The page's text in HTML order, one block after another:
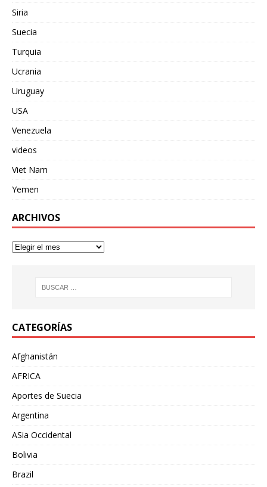
Siria
Suecia
Turquia
Ucrania
Uruguay
USA
Venezuela
videos
Viet Nam
Yemen
ARCHIVOS
CATEGORÍAS
Afghanistán
AFRICA
Aportes de Suecia
Argentina
ASia Occidental
Bolivia
Brazil